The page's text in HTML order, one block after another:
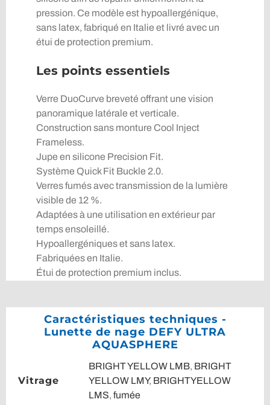
pression. Ce modèle est hypoallergénique,
sans latex, fabriqué en Italie et livré avec un
étui de protection premium.
Les points essentiels
Verre DuoCurve breveté offrant une vision
panoramique latérale et verticale.
Construction sans monture Cool Inject
Frameless.
Jupe en silicone Precision Fit.
Système Quick Fit Buckle 2.0.
Verres fumés avec transmission de la lumière
visible de 12 %.
Adaptées à une utilisation en extérieur par
temps ensoleillé.
Hypoallergéniques et sans latex.
Fabriquées en Italie.
Étui de protection premium inclus.
Caractéristiques techniques -
Lunette de nage DEFY ULTRA
AQUASPHERE
Vitrage
BRIGHT YELLOW LMB, BRIGHT
YELLOW LMY, BRIGHTYELLOW
LMS, fumée